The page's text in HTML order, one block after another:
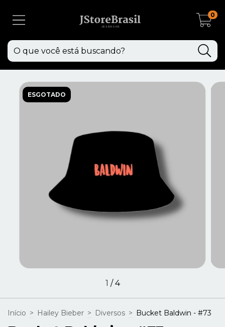
0
ESGOTADO
1 /4
Início > Hailey Bieber > Diversos > Bucket Baldwin - #73